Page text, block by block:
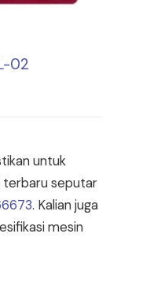
02
untuk
terbaru seputar
. Kalian juga
mesin